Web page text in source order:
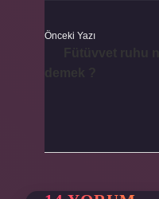
Önceki Yazı